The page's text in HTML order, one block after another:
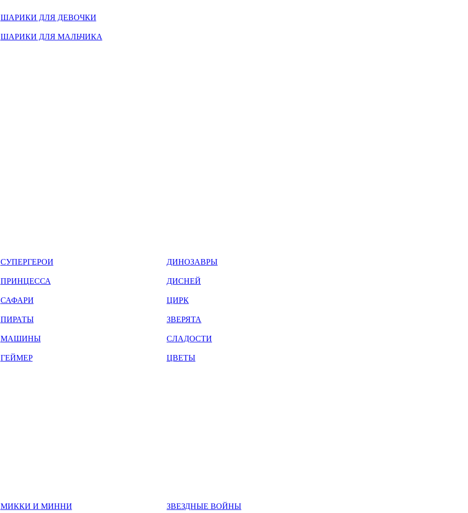
ШАРИКИ ДЛЯ ДЕВОЧКИ
ШАРИКИ ДЛЯ МАЛЬЧИКА
СУПЕРГЕРОИ
ПРИНЦЕССА
САФАРИ
ПИРАТЫ
МАШИНЫ
ГЕЙМЕР
ДИНОЗАВРЫ
ДИСНЕЙ
ЦИРК
ЗВЕРЯТА
СЛАДОСТИ
ЦВЕТЫ
МИККИ И МИННИ ЗВЕЗДНЫЕ ВОЙНЫ